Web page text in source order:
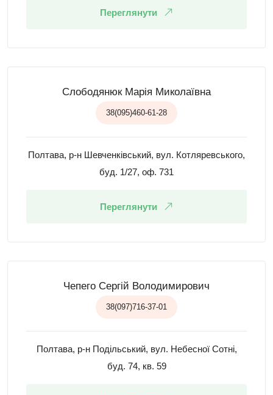
Переглянути
Слободянюк Марія Миколаївна
38(095)460-61-28
Полтава, р-н Шевченківський, вул. Котляревського,
буд. 1/27, оф. 731
Переглянути
Чепего Сергій Володимирович
38(097)716-37-01
Полтава, р-н Подільський, вул. Небесної Сотні,
буд. 74, кв. 59